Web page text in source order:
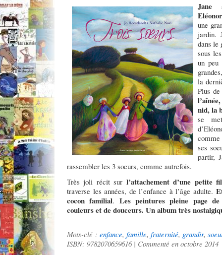
Jane
une
jardin.
dans le
sous
un peu
la
Plus
nid, la
se
ses
partir,
rassembler les 3 soeurs, comme autrefois.
Très joli récit sur l’attachement d’une petite
traverse les années, de l’enfance à l’âge adulte.
cocon familial. Les peintures pleine page
couleurs et de douceurs. Un album très
Mots-clé : enfance, famille, fraternité, grandir,
ISBN: 9782070659616 | Commenté en octobre 2014